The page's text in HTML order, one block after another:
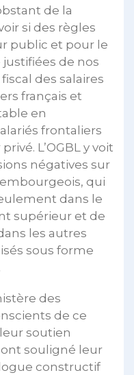
de la
si des règles
public et pour le
de nos
des salaires
français et
en
frontaliers
L’OGBL y voit
négatives sur
qui
dans le
supérieur et de
les autres
sous forme
des
de ce
soutien
souligné leur
constructif